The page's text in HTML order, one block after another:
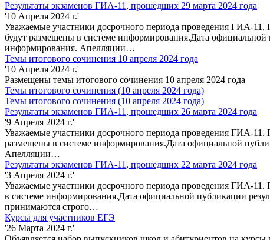
Результаты экзаменов ГИА-11, прошедших 29 марта 2024 года
'10 Апреля 2024 г.'
Уважаемые участники досрочного периода проведения ГИА-
будут размещены в системе информирования.Дата
информирования. Апелляции…
Темы итогового сочинения 10 апреля 2024 года
'10 Апреля 2024 г.'
Размещены темы итогового сочинения 10 апреля 2024 года
Темы итогового сочинения (10 апреля 2024 года)
Темы итогового сочинения (10 апреля 2024 года)
Результаты экзаменов ГИА-11, прошедших 26 марта 2024 года
'9 Апреля 2024 г.'
Уважаемые участники досрочного периода проведения ГИА-
размещены в системе информирования.Дата официальной
Апелляции…
Результаты экзаменов ГИА-11, прошедших 22 марта 2024 года
'3 Апреля 2024 г.'
Уважаемые участники досрочного периода проведения ГИА-11.
в системе информирования.Дата официальной публикации
принимаются строго…
Курсы для участников ЕГЭ
'26 Марта 2024 г.'